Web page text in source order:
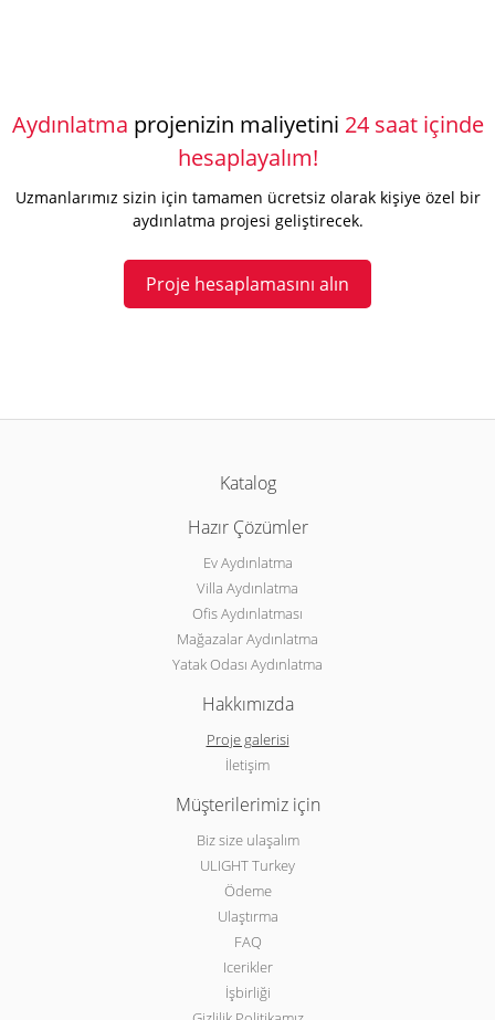
Aydınlatma projenizin maliyetini 24 saat içinde
hesaplayalım!
Uzmanlarımız sizin için tamamen ücretsiz olarak kişiye özel bir
aydınlatma projesi geliştirecek.
Proje hesaplamasını alın
Katalog
Hazır Çözümler
Ev Aydınlatma
Villa Aydınlatma
Ofis Aydınlatması
Mağazalar Aydınlatma
Yatak Odası Aydınlatma
Hakkımızda
Proje galerisi
İletişim
Müşterilerimiz için
Biz size ulaşalım
ULIGHT Turkey
Ödeme
Ulaştırma
FAQ
Icerikler
İşbirliği